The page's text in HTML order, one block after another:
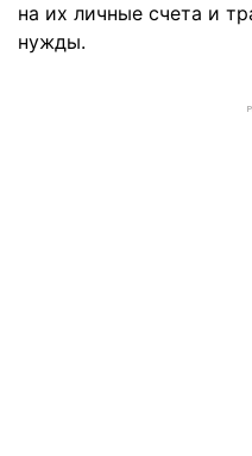
на их личные счета и
нужды.